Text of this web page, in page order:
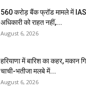
₹560 करोड़ बैंक फ्रॉड मामले में IAS
अधिकारी को राहत नहीं,...
August 6, 2026
हरियाणा में बारिश का कहर, मकान
चाची-भतीजा मलबे में...
August 6, 2026